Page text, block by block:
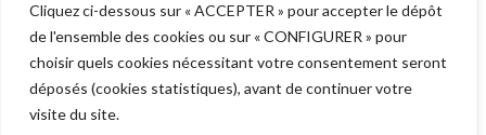
Cliquez ci-dessous sur « ACCEPTER » pour accepter le dépôt
de l'ensemble des cookies ou sur « CONFIGURER » pour
choisir quels cookies nécessitant votre consentement seront
déposés (cookies statistiques), avant de continuer votre
visite du site.
Déontologie